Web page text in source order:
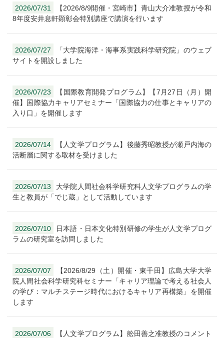
2026/07/31
【2026/8/9開催・宮崎市】青山大介准教授が令和
8年度安井息軒顕彰会特別講座で講演を行います
2026/07/27
「大学院海洋・海事系実践科学研究院」のウェブ
サイトを開設しました
2026/07/23
【国際教育開発プログラム】【7月27日（月）開
催】国際協力キャリアセミナー「国際協力の仕事とキャリアの
入り口」を開催します
2026/07/14
【人文学プログラム】後藤秀昭教授が瀬戸内海の
活断層に関する取材を受けました
2026/07/13
大学院人間社会科学研究科人文学プログラムの学
生と教員が「でじ蔵」として活動しています
2026/07/10
日本語・日本文化特別研修の学生が人文学プログ
ラムの研究室を訪問しました
2026/07/07
【2026/8/29（土）開催・東千田】広島大学大学
院人間社会科学研究科セミナー「キャリア理論で考える社会人
の学び：マルチステージ時代におけるキャリア再構築」を開催
します
2026/07/06
【人文学プログラム】舩田善之准教授のコメント